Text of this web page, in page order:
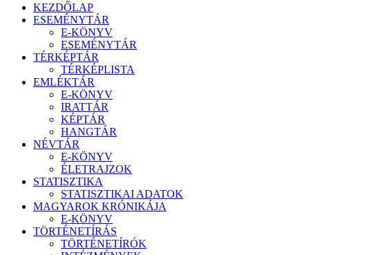
KEZDŐLAP
ESEMÉNYTÁR
E-KÖNYV
ESEMÉNYTÁR
TÉRKÉPTÁR
TÉRKÉPLISTA
EMLÉKTÁR
E-KÖNYV
IRATTÁR
KÉPTÁR
HANGTÁR
NÉVTÁR
E-KÖNYV
ÉLETRAJZOK
STATISZTIKA
STATISZTIKAI ADATOK
MAGYAROK KRÓNIKÁJA
E-KÖNYV
TÖRTÉNETÍRÁS
TÖRTÉNETÍRÓK